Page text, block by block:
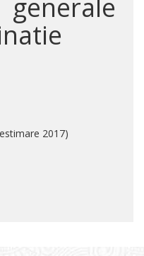
2017)